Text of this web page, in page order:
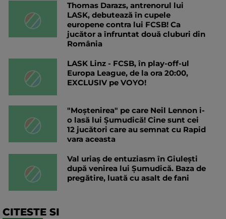
Thomas Darazs, antrenorul lui
LASK, debutează în cupele
europene contra lui FCSB! Ca
jucător a înfruntat două cluburi din
România
LASK Linz - FCSB, în play-off-ul
Europa League, de la ora 20:00,
EXCLUSIV pe VOYO!
"Moștenirea" pe care Neil Lennon i-
o lasă lui Șumudică! Cine sunt cei
12 jucători care au semnat cu Rapid
vara aceasta
Val uriaș de entuziasm în Giulești
după venirea lui Șumudică. Baza de
pregătire, luată cu asalt de fani
CITESTE SI